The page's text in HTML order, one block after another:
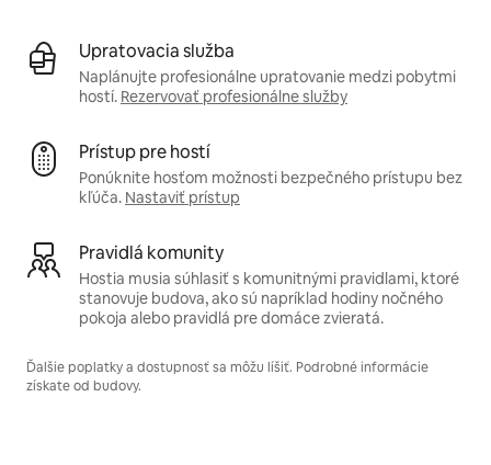
Upratovacia služba
Naplánujte profesionálne upratovanie medzi pobytmi
hostí. Rezervovať profesionálne služby
Prístup pre hostí
Ponúknite hosťom možnosti bezpečného prístupu bez
kľúča. Nastaviť prístup
Pravidlá komunity
Hostia musia súhlasiť s komunitnými pravidlami, ktoré
stanovuje budova, ako sú napríklad hodiny nočného
pokoja alebo pravidlá pre domáce zvieratá.
Ďalšie poplatky a dostupnosť sa môžu líšiť. Podrobné informácie
získate od budovy.